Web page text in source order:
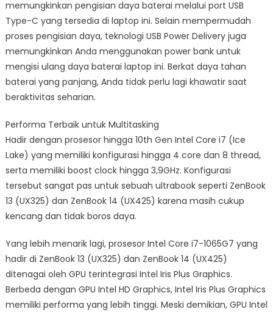
memungkinkan pengisian daya baterai melalui port USB
Type-C yang tersedia di laptop ini. Selain mempermudah
proses pengisian daya, teknologi USB Power Delivery juga
memungkinkan Anda menggunakan power bank untuk
mengisi ulang daya baterai laptop ini. Berkat daya tahan
baterai yang panjang, Anda tidak perlu lagi khawatir saat
beraktivitas seharian.
Performa Terbaik untuk Multitasking
Hadir dengan prosesor hingga 10th Gen Intel Core i7 (Ice
Lake) yang memiliki konfigurasi hingga 4 core dan 8 thread,
serta memiliki boost clock hingga 3,9GHz. Konfigurasi
tersebut sangat pas untuk sebuah ultrabook seperti ZenBook
13 (UX325) dan ZenBook 14 (UX425) karena masih cukup
kencang dan tidak boros daya.
Yang lebih menarik lagi, prosesor Intel Core i7-1065G7 yang
hadir di ZenBook 13 (UX325) dan ZenBook 14 (UX425)
ditenagai oleh GPU terintegrasi Intel Iris Plus Graphics.
Berbeda dengan GPU Intel HD Graphics, Intel Iris Plus Graphics
memiliki performa yang lebih tinggi. Meski demikian, GPU Intel